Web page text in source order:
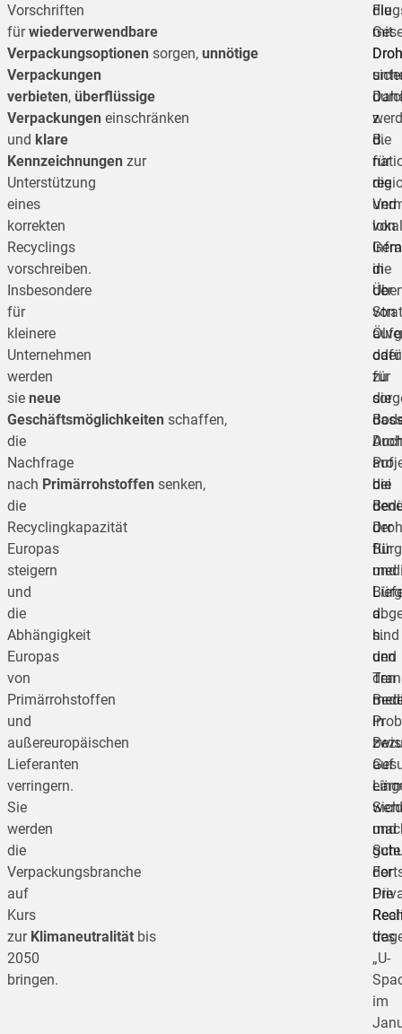
Vorschriften
fürwiederverwendbare
Verpackungsoptionen sorgen, unnötige
Verpackungen
verbieten, überflüssige
Verpackungen einschränken
und klare
Kennzeichnungen zur
Unterstützung
eines
korrekten
Recyclings
vorschreiben.
Insbesondere
für
kleinere
Unternehmen
werden
sie neue
Geschäftsmöglichkeiten schaffen,
die
Nachfrage
nach Primärrohstoffen senken,
die
Recyclingkapazität
Europas
steigern
und
die
Abhängigkeit
Europas
von
Primärrohstoffen
und
außereuropäischen
Lieferanten
verringern.
Sie
werden
die
Verpackungsbranche
auf
Kurs
zur Klimaneutralität bis
2050
bringen.
mit
z.
B.
für
die
von
die
von
oder
für
die
bei
für
d.
h.
den
gute
Die
des
„U-
im
die
die
und
in
der
zu
dass
auf
die
der
und
sind
und
den
in
auf
und
der